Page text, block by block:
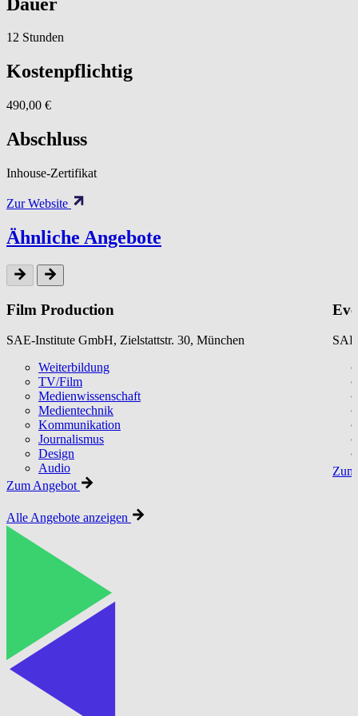
12 Stunden
Kostenpflichtig
490,00 €
Abschluss
Inhouse-Zertifikat
Zur Website
Ähnliche Angebote
Film Production
SAE-Institute GmbH, Zielstattstr. 30, München
Weiterbildung
TV/Film
Medienwissenschaft
Medientechnik
Kommunikation
Journalismus
Design
Audio
Zum Angebot
Alle Angebote anzeigen